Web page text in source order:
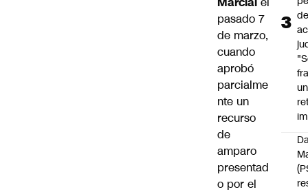
pasado 7
de marzo,
cuando
aprobó
parcialme
nte un
recurso
de
amparo
presentad
o por el
de
un